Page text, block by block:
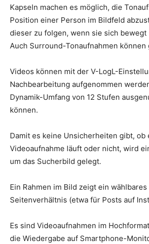
Kapseln machen es möglich, die
Position einer Person im Bildfeld
dieser zu folgen, wenn sie sich bewegt
Auch Surround-Tonaufnahmen können
Videos können mit der V-LogL-
Nachbearbeitung aufgenommen
Dynamik-Umfang von 12 Stufen
können.
Damit es keine Unsicherheiten gibt, ob
Videoaufnahme läuft oder nicht, wird
um das Sucherbild gelegt.
Ein Rahmen im Bild zeigt ein
Seitenverhältnis (etwa für Posts auf
Es sind Videoaufnahmen im
die Wiedergabe auf Smartphone-